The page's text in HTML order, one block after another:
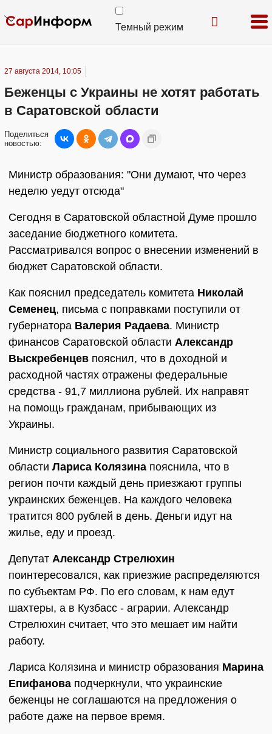
Темный режим
27 августа 2014, 10:05
Беженцы с Украины не хотят работать
в Саратовской области
Поделиться
новостью:
Министр образования: "Они думают, что через
неделю уедут отсюда"
Сегодня в Саратовской областной Думе прошло
заседание бюджетного комитета.
Рассматривался вопрос о внесении изменений в
бюджет Саратовской области.
Как пояснил председатель комитета Николай
Семенец, письма с поправками поступили от
губернатора Валерия Радаева. Министр
финансов Саратовской области Александр
Выскребенцев пояснил, что в доходной и
расходной частях отражены федеральные
средства - 91,7 миллиона рублей. Их направят
на помощь гражданам, прибывающих из
Украины.
Министр социального развития Саратовской
области Лариса Колязина пояснила, что в
регион почти каждый день приезжают группы
украинских беженцев. На каждого человека
тратится 800 рублей в день. Деньги идут на
жилье, еду и проезд.
Депутат Александр Стрелюхин
поинтересовался, как приезжие распределяются
по субъектам РФ. По его словам, к нам едут
шахтеры, а в Кузбасс - аграрии. Александр
Стрелюхин считает, что это мешает им найти
работу.
Лариса Колязина и министр образования Марина
Епифанова подчеркнули, что украинские
беженцы не соглашаются на предложения о
работе даже на первое время.